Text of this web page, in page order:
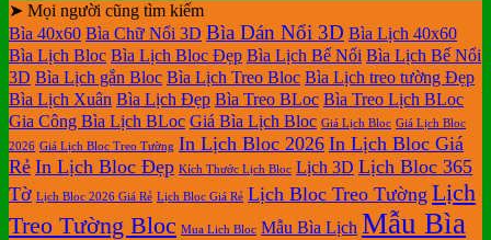
➤ Mọi người cũng tìm kiếm
Bìa 40x60 Bìa Chữ Nổi 3D Bìa Dán Nổi 3D Bìa Lịch 40x60
Bìa Lịch Bloc Bìa Lịch Bloc Đẹp Bìa Lịch Bế Nổi Bìa Lịch Bế Nổi
3D Bìa Lịch gắn Bloc Bìa Lịch Treo Bloc Bìa Lịch treo tường Đẹp
Bìa Lịch Xuân Bìa Lịch Đẹp Bìa Treo BLoc Bìa Treo Lịch BLoc
Gia Công Bìa Lịch BLoc Giá Bìa Lịch Bloc Giá Lịch Bloc Giá Lịch Bloc
2026 Giá Lịch Bloc Treo Tường In Lịch Bloc 2026 In Lịch Bloc Giá
Rẻ In Lịch Bloc Đẹp Kích Thước Lịch Bloc Lịch 3D Lịch Bloc 365
Tờ Lịch Bloc 2026 Giá Rẻ Lịch Bloc Giá Rẻ Lịch Bloc Treo Tường Lịch
Treo Tường Bloc Mua Lich Bloc Mẫu Bìa Lịch Mẫu Bìa